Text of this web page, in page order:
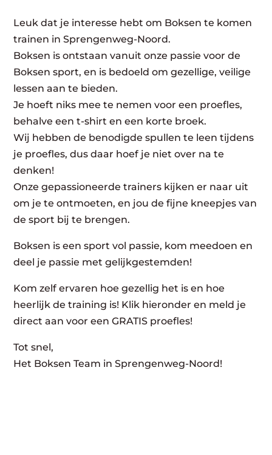
Leuk dat je interesse hebt om Boksen te komen
trainen in Sprengenweg-Noord.
Boksen is ontstaan vanuit onze passie voor de
Boksen sport, en is bedoeld om gezellige, veilige
lessen aan te bieden.
Je hoeft niks mee te nemen voor een proefles,
behalve een t-shirt en een korte broek.
Wij hebben de benodigde spullen te leen tijdens
je proefles, dus daar hoef je niet over na te
denken!
Onze gepassioneerde trainers kijken er naar uit
om je te ontmoeten, en jou de fijne kneepjes van
de sport bij te brengen.
Boksen is een sport vol passie, kom meedoen en
deel je passie met gelijkgestemden!
Kom zelf ervaren hoe gezellig het is en hoe
heerlijk de training is! Klik hieronder en meld je
direct aan voor een GRATIS proefles!
Tot snel,
Het Boksen Team in Sprengenweg-Noord!